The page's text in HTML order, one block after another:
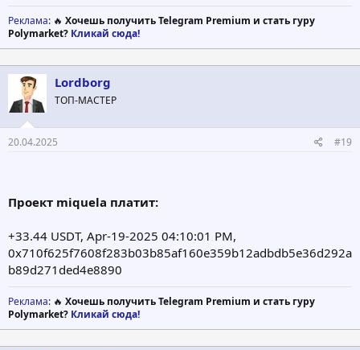
Реклама: 🔥 Хочешь получить Telegram Premium и стать гуру
Polymarket? Кликай сюда!
Lordborg
ТОП-МАСТЕР
20.04.2025 #19
Проект miquela платит:
+33.44 USDT, Apr-19-2025 04:10:01 PM,
0x710f625f7608f283b03b85af160e359b12adbdb5e36d292a
b89d271ded4e8890
Реклама: 🔥 Хочешь получить Telegram Premium и стать гуру
Polymarket? Кликай сюда!